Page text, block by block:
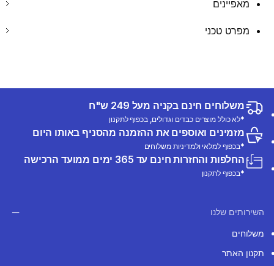
מאפיינים
מפרט טכני
משלוחים חינם בקניה מעל 249 ש"ח
*לא כולל מוצרים כבדים וגדולים, בכפוף לתקנון
מזמינים ואוספים את ההזמנה מהסניף באותו היום
*בכפוף למלאי ולמדיניות משלוחים
החלפות והחזרות חינם עד 365 ימים ממועד הרכישה
*בכפוף לתקנון
השירותים שלנו
משלוחים
תקנון האתר